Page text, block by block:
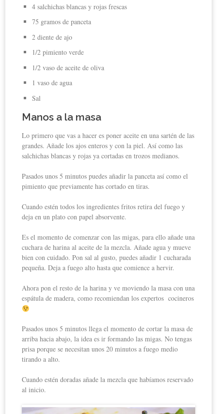
4 salchichas blancas y rojas frescas
75 gramos de panceta
2 diente de ajo
1/2 pimiento verde
1/2 vaso de aceite de oliva
1 vaso de agua
Sal
Manos a la masa
Lo primero que vas a hacer es poner aceite en una sartén de las
grandes. Añade los ajos enteros y con la piel. Así como las
salchichas blancas y rojas ya cortadas en trozos medianos.
Pasados unos 5 minutos puedes añadir la panceta así como el
pimiento que previamente has cortado en tiras.
Cuando estén todos los ingredientes fritos retira del fuego y
deja en un plato con papel absorvente.
Es el momento de comenzar con las migas, para ello añade una
cuchara de harina al aceite de la mezcla. Añade agua y mueve
bien con cuidado. Pon sal al gusto, puedes añadir 1 cucharada
pequeña. Deja a fuego alto hasta que comience a hervir.
Ahora pon el resto de la harina y ve moviendo la masa con una
espátula de madera, como recomiendan los expertos cocineros
Pasados unos 5 minutos llega el momento de cortar la masa de
arriba hacia abajo, la idea es ir formando las migas. No tengas
prisa porque se necesitan unos 20 minutos a fuego medio
tirando a alto.
Cuando estén doradas añade la mezcla que habíamos reservado
al inicio.